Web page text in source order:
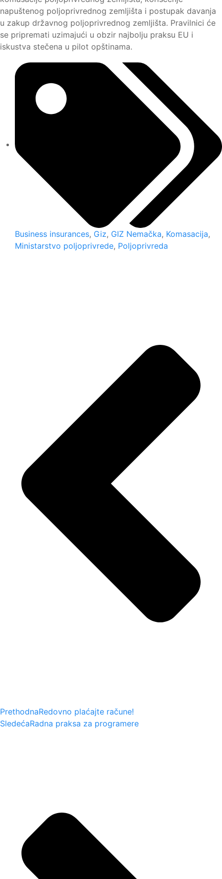
napuštenog poljoprivrednog zemljišta i postupak davanja
u zakup državnog poljoprivrednog zemljišta. Pravilnici će
se pripremati uzimajući u obzir najbolju praksu EU i
iskustva stečena u pilot opštinama.
Business insurances, Giz, GIZ Nemačka, Komasacija,
Ministarstvo poljoprivrede, Poljoprivreda
PrethodnaRedovno plaćajte račune!
SledećaRadna praksa za programere